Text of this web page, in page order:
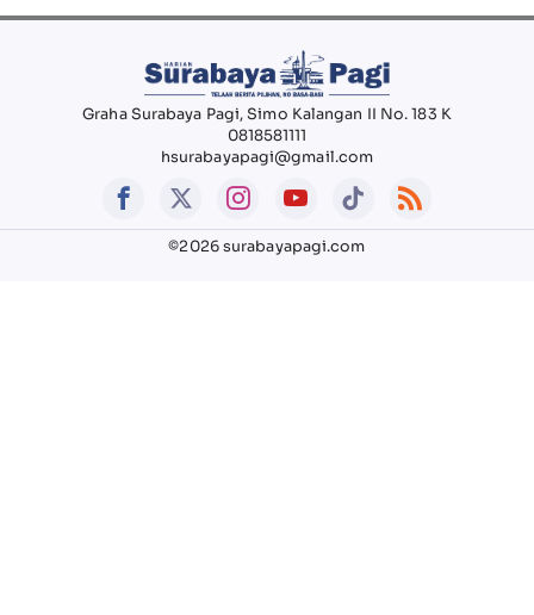
Graha Surabaya Pagi, Simo Kalangan II No. 183 K
0818581111
hsurabayapagi@gmail.com
©2026 surabayapagi.com